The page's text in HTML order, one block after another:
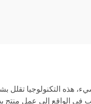
شيء، هذه التكنولوجيا
تدفعون مقابلها تذهب في